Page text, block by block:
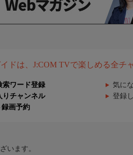
ドは、J:COM TVで楽しめる全チ
索ワード登録 気に
りチャンネル 登録
録画予約
います。